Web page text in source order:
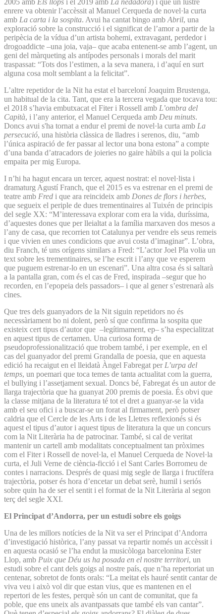
enrere va obtenir l’accèssit al Manuel Cerqueda de novel·la curta
amb La carta i la sospita. Avui ha cantat bingo amb Abril, una
exploració sobre la construcció i el significat de l’amor a partir de la
peripècia de la vídua d’un artista bohemi, extravagant, perdedor i
drogoaddicte –una joia, vaja– que acaba entenent-se amb l’agent, un
geni del màrqueting als antípodes personals i morals del marit
traspassat: “Tots dos l’estimen, a la seva manera, i d’aquí en surt
alguna cosa molt semblant a la felicitat”.
L’altre repetidor de la Nit ha estat el barceloní Joaquim Brustenga,
un habitual de la cita. Tant, que era la tercera vegada que tocava tou:
el 2018 s’havia embutxacat el Fiter i Rossell amb L’ombra del
Capità, i l’any anterior, el Manuel Cerqueda amb Deu minuts.
Doncs avui s'ha tornat a endur el premi de novel·la curta amb La
persecució, una història clàssica de lladres i serenos, diu, “amb
l’única aspiració de fer passar al lector una bona estona” a compte
d’una banda d’atracadors de joieries no gaire hàbils a qui la policia
empaita per mig Europa.
I n’hi ha hagut encara un tercer, aquest nostrat: el novel·lista i
dramaturg Agustí Franch, que el 2015 es va estrenar en el premi de
teatre amb Fred i que ara reincideix amb Dones de flors i herbes,
que segueix el periple de dues trementinaires al Tuixén de principis
del segle XX: “M’interessava explorar com era la vida, duríssima,
d’aquestes dones que per lleialtat a la família marxaven dos mesos a
l’any de casa, que recorrien tot Catalunya per vendre els seus remeis
i que vivien en unes condicions que avui costa d’imaginar”. L’obra,
diu Franch, té uns orígens similars a Fred: “L’actor Joel Pla volia un
text sobre les trementinaires, se l’he escrit i l’any que ve esperem
que puguem estrenar-lo en un escenari”. Una altra cosa és si saltarà
a la pantalla gran, com és el cas de Fred, inspirada –segur que ho
recorden, en l’epopeia dels passadors– i que al gener s’estrenarà als
cines.
Que tres dels guanyadors de la Nit siguin repetidors no és
necessàriament bo ni dolent, però sí que confirma la sospita que
existeix cert tipus d’autor que –legítimament, ep– s’ha especialitzat
en aquest tipus de certamen. Una curiosa forma de
pseudoprofessionalització que trobem també, i per exemple, en el
cas del guanyador del premi Grandalla de poesia, que en aquesta
edició ha recaigut en el lleidatà Àngel Fabregat per L’urpa del
temps, un poemari que toca temes de tanta actualitat com la guerra,
el bullying i l’assetjament sexual. Doncs bé, Fabregat és un autor de
llarga trajectòria que ha guanyat 200 premis de poesia. És obvi que
la classe mitjana de la literatura té tot el dret a guanyar-se la vida
amb el seu ofici i a buscar-se un forat al firmament, però potser
caldria que el Cercle de les Arts i de les Lletres reflexionés si és
aquest el tipus d’autor i aquest tipus de literatura la que un concurs
com la Nit Literària ha de patrocinar. També, si cal de veritat
mantenir un cartell amb modalitats conceptualment tan pròximes
com el Fiter i Rossell de novel·la, el Manuel Cerqueda de Novel·la
curta, el Juli Verne de ciència-ficció i el Sant Carles Borromeu de
contes i narracions. Després de quasi mig segle de llarga i fructífera
trajectòria, potser és hora d’encetar un debat serè, humil i seriós
sobre quin ha de ser el sentit i el format de la Nit Literària al segon
terç del segle XXI.
El Principat d’Andorra, per un estudi sobre els goigs
Una de les millors notícies de la Nit va ser el Principat d’Andorra
d’investigació històrica, l’any passat va repartir només un accèssit i
en aquesta ocasió se l’ha endut la musicòloga barcelonina Ester
Llop, amb Puix que Déu us ha posada en el nostre territori, un
estudi sobre el cant dels goigs al nostre país, que n’ha repertoriat un
centenar, sobretot de fonts orals: “La meitat els hauré sentit cantar de
viva veu i això vol dir que estan vius, que es mantenen en el
repertori de les festes, perquè són un cant de comunitat, que fa
poble, que ens uneix als avantpassats que també els van cantar”.